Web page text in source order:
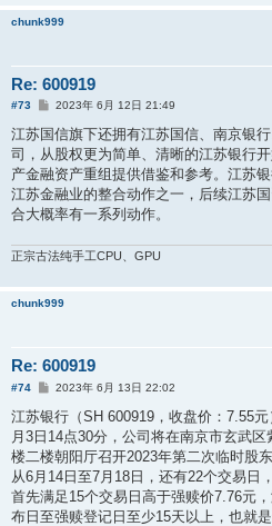
chunk999
Re: 600919
#73
帖
2023年 6月 12日 21:49
江苏国信旗下还拥有江苏国信、南京银
司，从股权更为简单、清晰的江苏银行
产金融资产重组提供借鉴和参考。江苏
江苏金融业的整合动作之一，后续江苏
合大概率有一系列动作。
正宗古法纯手工CPU、GPU
chunk999
Re: 600919
#74
帖
2023年 6月 13日 22:02
江苏银行（SH 600919，收盘价：7.55
月3日14点30分，公司将在南京市玄武
楼二楼朝阳厅召开2023年第二次临时股
从6月14日至7月18日，还有22个交易日
首先满足15个交易日高于强赎价7.76元
布日至强赎登记日至少15天以上，也就